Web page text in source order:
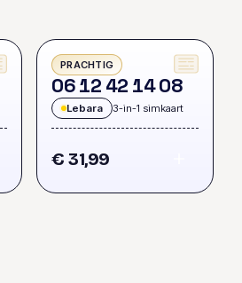
PRACHTIG
0612 42 1408
Lebara 3-in-1 simkaart
€ 31,99